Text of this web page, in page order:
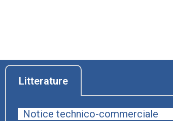
Litterature
Notice technico-commerciale